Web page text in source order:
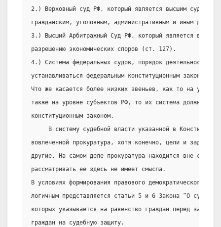
2.) Верховный суд РФ, который является высшим судебным
гражданским, уголовным, административным и иным
3.) Высший Арбитражный Суд РФ, который является высшим
разрешению экономических споров (ст. 127).
4.) Система федеральных судов, порядок деятельности
устанавливаться федеральным конституционным законом.
Что же касается более низких звеньев, как то на
также на уровне субъектов РФ, то их система должна
конституционным законом.
В систему судебной власти указанной в Конституции
вовлеченной прокуратура, хотя конечно, цели и задачи у
другие. На самом деле прокуратура находится вне
рассматривать ее здесь не имеет смысла.
В условиях формирования правового демократического
логичным представляется статьи 5 и 6 Закона “О
которых указывается на равенство граждан перед
граждан на судебную защиту.